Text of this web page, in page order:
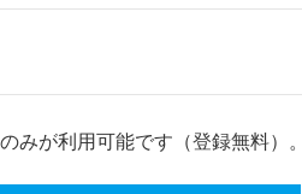
みが利用可能です（登録無料）。